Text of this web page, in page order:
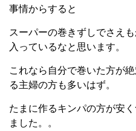
事情からすると
スーパーの巻きずしでさえ
入っているなと思います。
これなら自分で巻いた方が
る主婦の方も多いはず。
たまに作るキンパの方が安
ました。。